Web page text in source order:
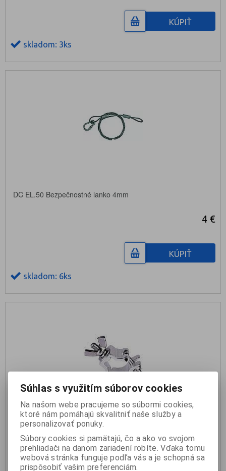
KÚPIŤ
skladom: 3ks
DC EL.50 Bezpečnostné lanko 4mm
4 €
KÚPIŤ
skladom: 6ks
STAND4ME Závesné oko Clamp 28-32mm
6,50 €
Súhlas s využitím súborov cookies
Na našom webe pracujeme so súbormi cookies,
ktoré nám pomáhajú skvalitniť naše služby a
personalizovať ponuky.
Súbory cookies si pamätajú, čo a ako vo svojom
prehliadači na danom zariadení robíte. Vďaka tomu
webová stránka funguje podľa vás a je schopná sa
prispôsobiť vašim preferenciám.